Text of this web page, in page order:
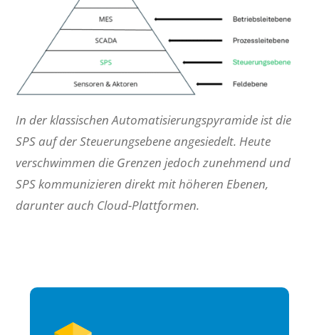
In der klassischen Automatisierungspyramide ist die
SPS auf der Steuerungsebene angesiedelt. Heute
verschwimmen die Grenzen jedoch zunehmend und
SPS kommunizieren direkt mit höheren Ebenen,
darunter auch Cloud-Plattformen.